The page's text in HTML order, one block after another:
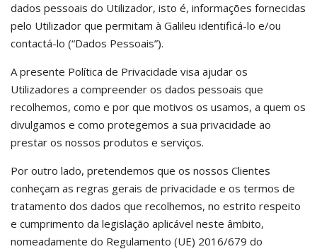
dados pessoais do Utilizador, isto é, informações fornecidas
pelo Utilizador que permitam à Galileu identificá-lo e/ou
contactá-lo (“Dados Pessoais”).
A presente Política de Privacidade visa ajudar os
Utilizadores a compreender os dados pessoais que
recolhemos, como e por que motivos os usamos, a quem os
divulgamos e como protegemos a sua privacidade ao
prestar os nossos produtos e serviços.
Por outro lado, pretendemos que os nossos Clientes
conheçam as regras gerais de privacidade e os termos de
tratamento dos dados que recolhemos, no estrito respeito
e cumprimento da legislação aplicável neste âmbito,
nomeadamente do Regulamento (UE) 2016/679 do